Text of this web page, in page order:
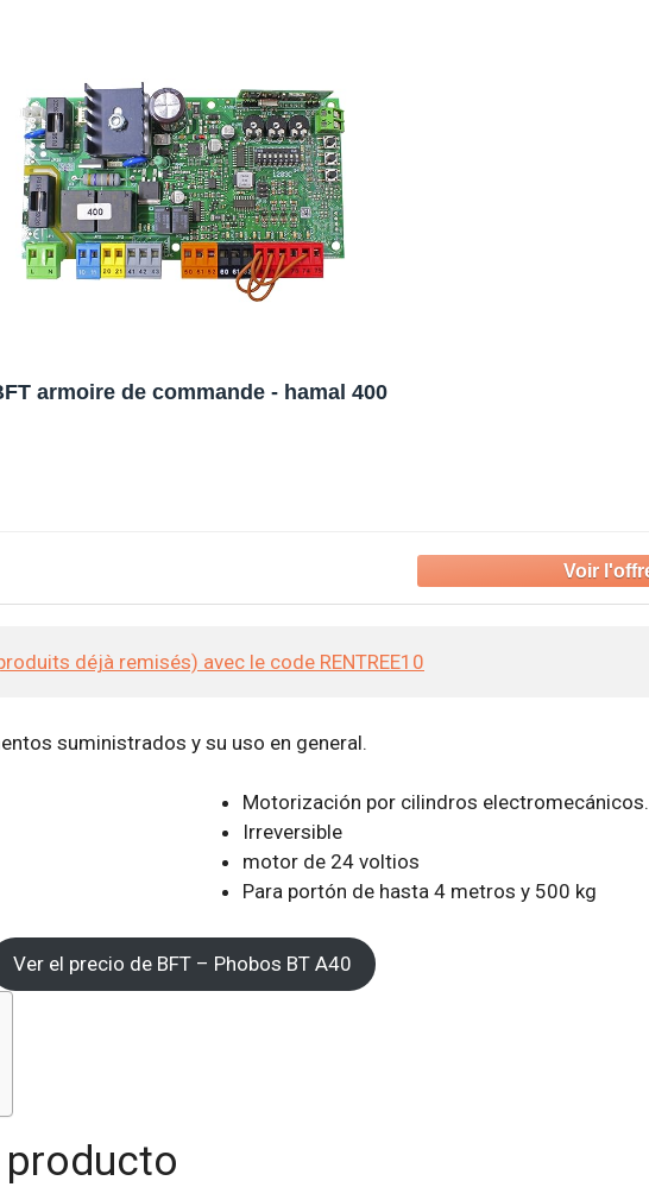
armoire de commande - hamal 400
déjà remisés) avec le code RENTREE10
suministrados y su uso en general.
Motorización por cilindros electromecánicos.
Irreversible
motor de 24 voltios
Para portón de hasta 4 metros y 500 kg
Ver el precio de BFT – Phobos BT A40